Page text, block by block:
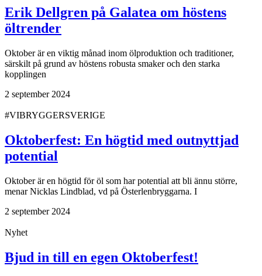
Erik Dellgren på Galatea om höstens
öltrender
Oktober är en viktig månad inom ölproduktion och traditioner,
särskilt på grund av höstens robusta smaker och den starka
kopplingen
2 september 2024
#VIBRYGGERSVERIGE
Oktoberfest: En högtid med outnyttjad
potential
Oktober är en högtid för öl som har potential att bli ännu större,
menar Nicklas Lindblad, vd på Österlenbryggarna. I
2 september 2024
Nyhet
Bjud in till en egen Oktoberfest!